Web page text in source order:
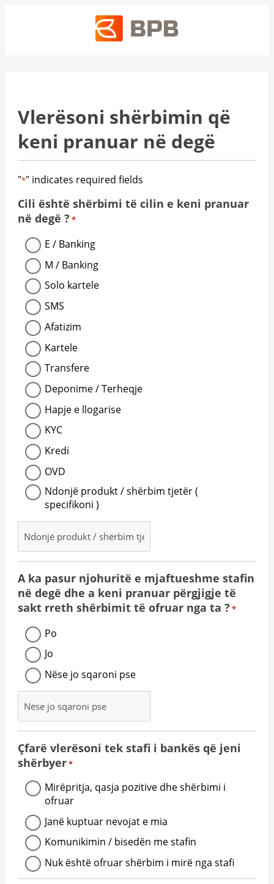
Vlerësoni shërbimin që
keni pranuar në degë
"*" indicates required fields
Cili është shërbimi të cilin e keni pranuar
në degë ? *
E / Banking
M / Banking
Solo kartele
SMS
Afatizim
Kartele
Transfere
Deponime / Terheqje
Hapje e llogarise
KYC
Kredi
OVD
Ndonjë produkt / shërbim tjetër (
specifikoni )
A ka pasur njohuritë e mjaftueshme stafin
në degë dhe a keni pranuar përgjigje të
sakt rreth shërbimit të ofruar nga ta ? *
Po
Jo
Nëse jo sqaroni pse
Çfarë vlerësoni tek stafi i bankës që jeni
shërbyer*
Mirëpritja, qasja pozitive dhe shërbimi i
ofruar
Janë kuptuar nevojat e mia
Komunikimin / bisedën me stafin
Nuk është ofruar shërbim i mirë nga stafi